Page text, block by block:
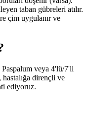
taban gübreleri atılır.
çim uygulanır ve
veya 4'lü/7'li
hastalığa dirençli ve
ediyoruz.